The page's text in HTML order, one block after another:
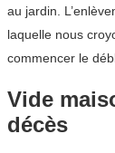
au jardin.
laquelle nous
commencer le
Vide
décès